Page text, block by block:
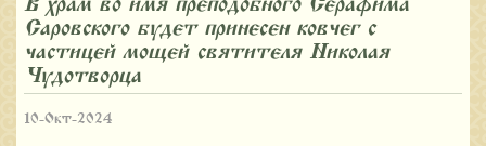
Саровского будет принесен ковчег с
частицей мощей святителя Николая
Чудотворца
10-Окт-2024